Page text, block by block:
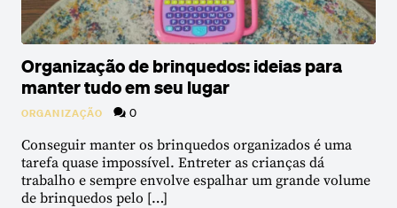
Organização de brinquedos: ideias para
manter tudo em seu lugar
ORGANIZAÇÃO 0
Conseguir manter os brinquedos organizados é uma
tarefa quase impossível. Entreter as crianças dá
trabalho e sempre envolve espalhar um grande volume
de brinquedos pelo […]